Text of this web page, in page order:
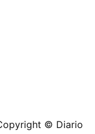
© Diario